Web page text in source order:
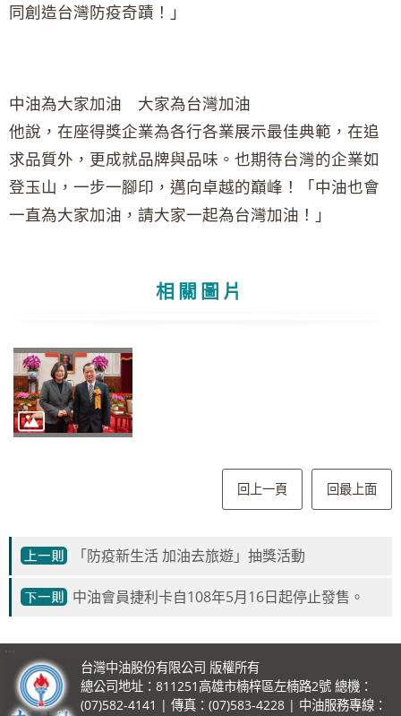
同創造台灣防疫奇蹟！」
中油為大家加油 大家為台灣加油
他說，在座得獎企業為各行各業展示最佳典範，在追
求品質外，更成就品牌與品味。也期待台灣的企業如
登玉山，一步一腳印，邁向卓越的巔峰！「中油也會
一直為大家加油，請大家一起為台灣加油！」
相關圖片
回上一頁 回最上面
「防疫新生活 加油去旅遊」抽獎活動
中油會員捷利卡自108年5月16日起停止發售。
台灣中油股份有限公司 版權所有
總公司地址：811251高雄市楠梓區左楠路2號 總機：
(07)582-4141 | 傳真：(07)583-4228 | 中油服務專線：